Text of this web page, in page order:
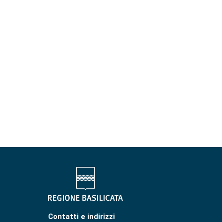
Contatti e indirizzi